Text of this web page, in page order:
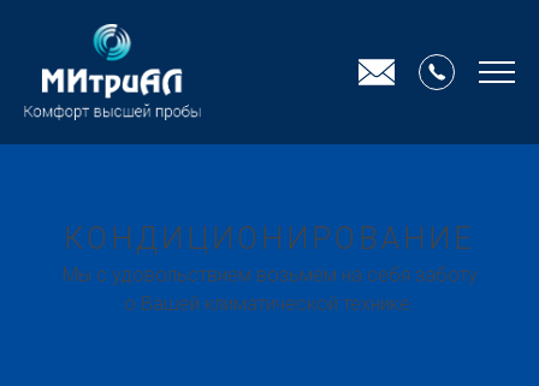
КОНДИЦИОНИРОВАНИЕ
Мы с удовольствием возьмём на себя заботу
о Вашей климатической технике.